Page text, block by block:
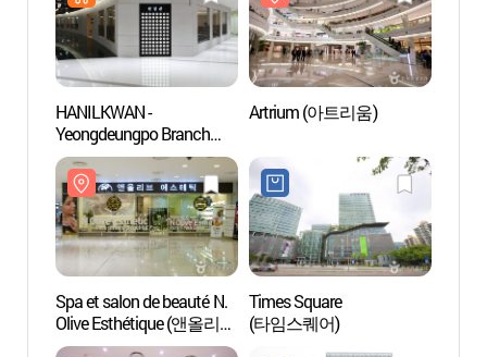
HANILKWAN -
Yeongdeungpo Branch
(한일관 영등포)
Artrium (아트리움)
Spa et salon de beauté N.
Olive Esthétique (앤올리브
에스테틱)
Times Square
(타임스퀘어)